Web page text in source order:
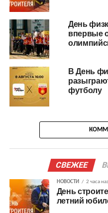
День
впервые
В День
футболу
СВЕЖЕЕ
НОВОСТИ 2 часа
День
летний